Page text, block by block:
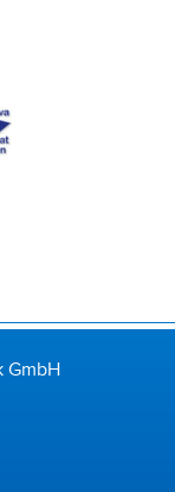
GmbH